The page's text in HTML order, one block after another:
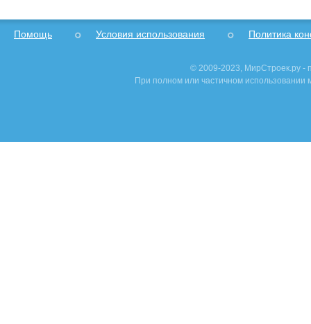
Помощь Условия использования Политика
© 2009-2023, МирСтроек.ру -
При полном или частичном использовании